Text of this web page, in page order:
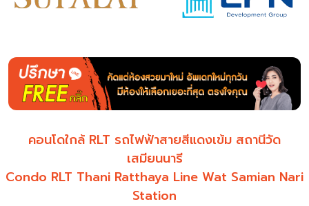
คอนโดใกล้ RLT รถไฟฟ้าสายสีแดงเข้ม สถานีวัด
เสมียนนารี
Condo RLT Thani Ratthaya Line Wat Samian Nari
Station